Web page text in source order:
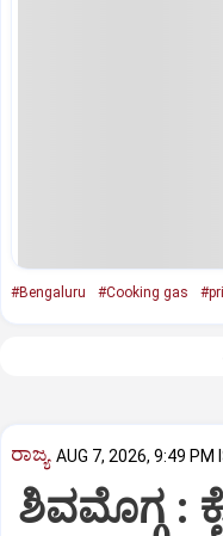
#Bengaluru #Cooking gas
ರಾಜ್ಯ AUG 7, 2026, 9:49 PM
ಶಿವಮೊಗ್ಗ :